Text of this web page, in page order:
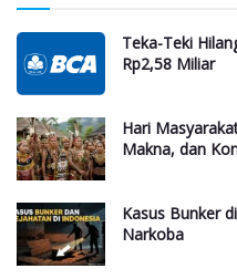
Teka-Teki
Rp2,58 Miliar
Hari
Makna, dan
Kasus Bunker
Narkoba